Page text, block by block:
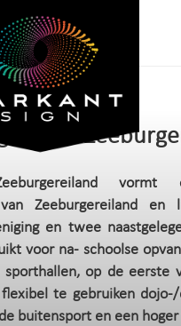
Zeeburgereiland en
en twee
voor na- schoolse
sporthallen, op de eerste
te gebruiken
buitensport en een